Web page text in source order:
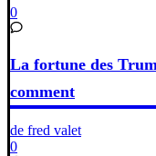
0
La fortune des
comment
de fred valet
0